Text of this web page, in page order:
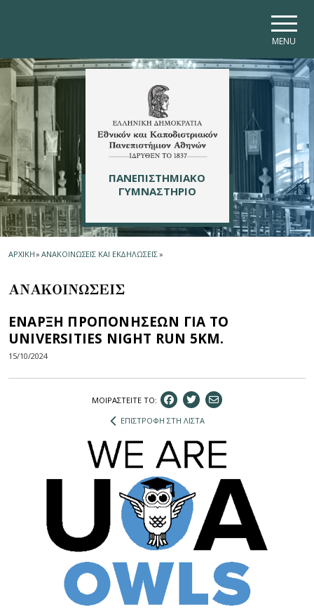
MENU
ΠΑΝΕΠΙΣΤΗΜΙΑΚΟ
ΓΥΜΝΑΣΤΗΡΙΟ
ΑΡΧΙΚΗ» ΑΝΑΚΟΙΝΩΣΕΙΣ ΚΑΙ ΕΚΔΗΛΩΣΕΙΣ»
ΑΝΑΚΟΙΝΩΣΕΙΣ
ΕΝΑΡΞΗ ΠΡΟΠΟΝΗΣΕΩΝ ΓΙΑ ΤΟ
UNIVERSITIES NIGHT RUN 5KM.
15/10/2024
ΜΟΙΡΑΣΤEIΤΕ ΤΟ:
ΕΠΙΣΤΡΟΦΗ ΣΤΗ ΛΙΣΤΑ